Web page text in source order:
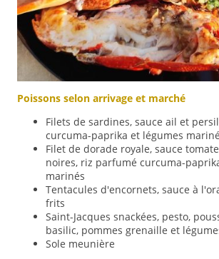
Poissons selon arrivage et marché
Filets de sardines, sauce ail et
curcuma-paprika et légumes
Filet de dorade royale, sauce
noires, riz parfumé curcuma-
marinés
Tentacules d'encornets, sauce à
frits
Saint-Jacques snackées, pesto,
basilic, pommes grenaille et
Sole meunière